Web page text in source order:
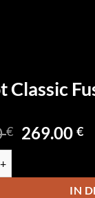
Classic
€
499.00 €
269.00€
IN